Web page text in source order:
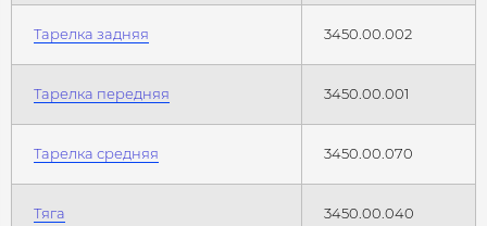
Тарелка задняя 3450.00.002
Тарелка передняя 3450.00.001
Тарелка средняя 3450.00.070
Тяга 3450.00.040